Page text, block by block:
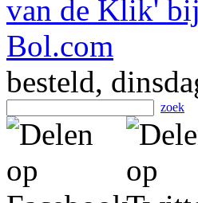
besteld,
zoek